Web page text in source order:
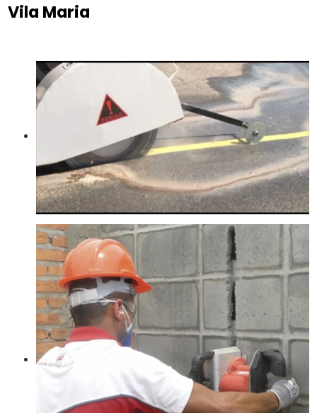
Vila Maria